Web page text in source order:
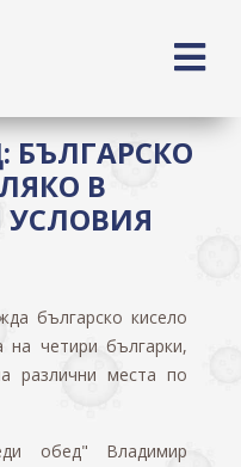
БЪЛГАРСКО
В
българско кисело
четири българки,
различни места по
обед" Владимир